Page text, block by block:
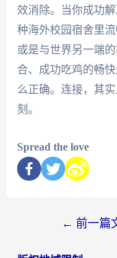
效消除。当你成功
种海外校园宿舍里
或是与世界另一端
合、成功吃鸡的畅
么正确。连接，其
刻。
Spread the love
← 前一篇